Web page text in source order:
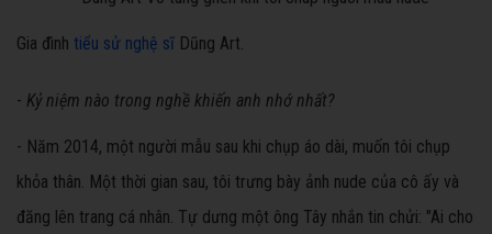
Gia đình tiểu sử nghệ sĩ Dũng Art.
- Kỷ niệm nào trong nghề khiến anh nhớ nhất?
- Năm 2014, một người mẫu sau khi chụp áo dài, muốn tôi chụp
khỏa thân. Một thời gian sau, tôi trưng bày ảnh nude của cô ấy và
đăng lên trang cá nhân. Tự dưng một ông Tây nhắn tin chửi: "Ai cho